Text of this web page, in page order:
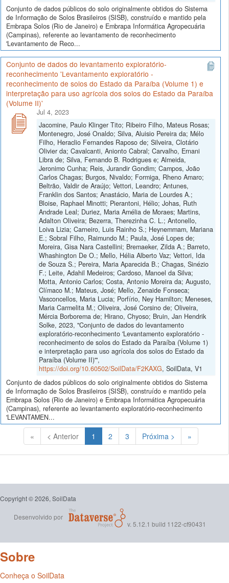
Conjunto de dados públicos do solo originalmente obtidos do Sistema
de Informação de Solos Brasileiros (SISB), construído e mantido pela
Embrapa Solos (Rio de Janeiro) e Embrapa Informática Agropecuária
(Campinas), referente ao levantamento de reconhecimento
'Levantamento de Reco...
Conjunto de dados do levantamento exploratório-
reconhecimento 'Levantamento exploratório -
reconhecimento de solos do Estado da Paraíba (Volume 1) e
interpretação para uso agrícola dos solos do Estado da Paraíba
(Volume II)'
Jul 4, 2023
Jacomine, Paulo Klinger Tito; Ribeiro Filho, Mateus Rosas;
Montenegro, José Onaldo; Silva, Aluisio Pereira da; Mélo
Filho, Heraclio Fernandes Raposo de; Silveira, Clotário
Olivier da; Cavalcanti, Anionto Cabral; Carvalho, Ernani
Libra de; Silva, Fernando B. Rodrigues e; Almeida,
Jeronimo Cunha; Reis, Jurandir Gondim; Campos, João
Carlos Chagas; Burgos, Nivaldo; Formiga, Rheno Amaro;
Beltrão, Valdir de Araújo; Vettori, Leandro; Antunes,
Franklin dos Santos; Anastácio, Maria de Lourdes A.;
Bloise, Raphael Minotti; Pierantoni, Hélio; Johas, Ruth
Andrade Leal; Duriez, Maria Amélia de Moraes; Martins,
Adalton Oliveira; Bezerra, Therezinha C. L.; Antonello,
Loiva Lizia; Carneiro, Luis Rainho S.; Heynemmam, Mariana
E.; Sobral Filho, Raimundo M.; Paula, José Lopes de;
Moreira, Gisa Nara Castellini; Bremaeker, Zilda A.; Barreto,
Whashington De O.; Mello, Hélia Alberto Vaz; Vettori, Ida
de Souza S.; Pereira, Maria Aparecida B.; Chagas, Sinézio
F.; Leite, Adahil Medeiros; Cardoso, Manoel da Silva;
Motta, Antonio Carlos; Costa, Antonio Moreira da; Augusto,
Clímaco M.; Mateus, José; Mello, Zenaide Fonseca;
Vasconcellos, Maria Lucia; Porfírio, Ney Hamilton; Meneses,
Maria Carmelita M.; Oliveira, José Corsino de; Oliveira,
Mércia Borborema de; Hirano, Chyoso; Bruin, Jan Hendrik
Solke, 2023, "Conjunto de dados do levantamento
exploratório-reconhecimento 'Levantamento exploratório -
reconhecimento de solos do Estado da Paraíba (Volume 1)
e interpretação para uso agrícola dos solos do Estado da
Paraíba (Volume II)'",
https://doi.org/10.60502/SoilData/F2KAXG, SoilData, V1
Conjunto de dados públicos do solo originalmente obtidos do Sistema
de Informação de Solos Brasileiros (SISB), construído e mantido pela
Embrapa Solos (Rio de Janeiro) e Embrapa Informática Agropecuária
(Campinas), referente ao levantamento exploratório-reconhecimento
'LEVANTAMEN...
« < Anterior 1 (Atual)
2 3 Próxima > »
Copyright © 2026, SoilData
Desenvolvido por
v. 5.12.1 build 1122-cf90431
Sobre
Conheça o SoilData